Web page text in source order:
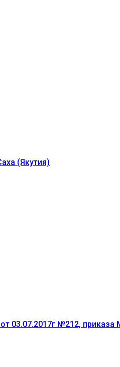
(Якутия)
03.07.2017г №212, приказа